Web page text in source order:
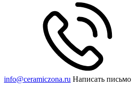
info@ceramiczona.ru Написать письмо